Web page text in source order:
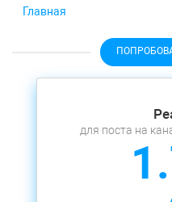
Главная
для поста на